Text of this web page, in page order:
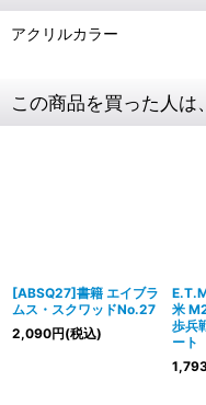
アクリルカラー
この商品を買った人
[ABSQ27]書籍 エイブラ
ムス・スクワッドNo.27
2,090円(税込)
米
歩兵
ート